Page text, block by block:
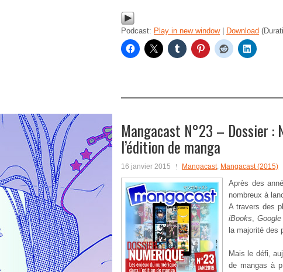
Podcast: Play in new window| Download
Mangacast N°23 – Dossier :
l’édition de manga
16 janvier 2015 Mangacast, Mangacast (2015)
Après des
nombreux à
A travers des
iBooks,
la majorité des
Mais le défi,
de mangas à